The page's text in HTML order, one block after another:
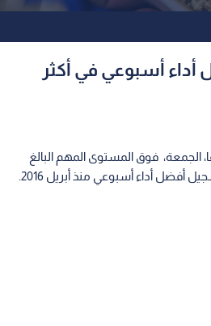
أداء أسبوعي في أكثر
الجمعة، فوق المستوى المهم البالغ